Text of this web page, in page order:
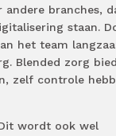
branches,
staan.
het team
Blended zorg
zelf controle
wordt ook wel